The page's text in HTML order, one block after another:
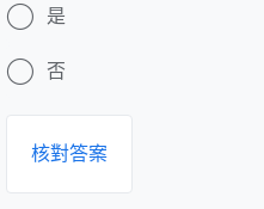
是
否
核對答案